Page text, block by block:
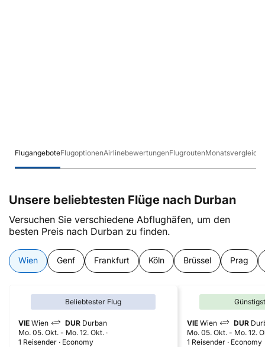
FlugangeboteFlugoptionenAirlinebewertungenFlugroutenMonatsvergleich
Unsere beliebtesten Flüge nach Durban
Versuchen Sie verschiedene Abflughäfen, um den
besten Preis nach Durban zu finden.
Wien Genf Frankfurt Köln Brüssel Prag
Beliebtester Flug
VIE Wien DUR Durban
Mo. 05. Okt. - Mo. 12. Okt.
1 Reisender
Economy
VIE Wien DUR
Mo. 05. Okt. - Mo. 12.
1 Reisender
Economy